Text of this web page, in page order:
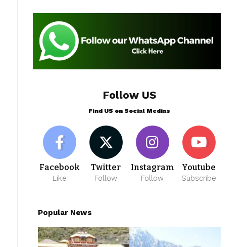
Follow US
Find US on Social Medias
Facebook
Like
Twitter
Follow
Instagram
Follow
Youtube
Subscribe
Popular News